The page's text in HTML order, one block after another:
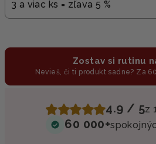
3 a viac ks = zľava 5 %
Zostav si rutinu
Nevieš, či ti produkt sadne? Za
4.9 / 5z
60 000+